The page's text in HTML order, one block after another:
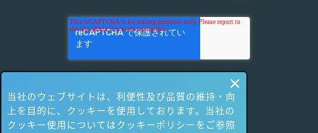
当社のウェブサイトは、利便性及び品質の維持・向
上を目的に、クッキーを使用しております。当社の
クッキー使用についてはクッキーポリシーをご参照